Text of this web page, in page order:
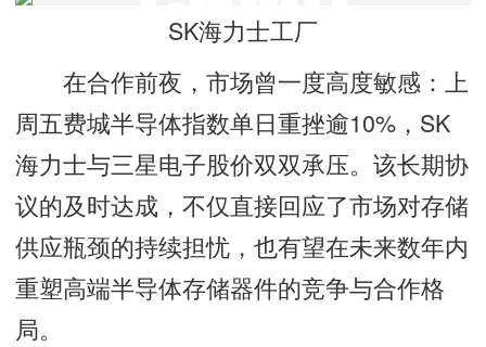
SK海力士工厂
在合作前夜，市场曾一度高度敏感：上
周五费城半导体指数单日重挫逾10%，SK
海力士与三星电子股价双双承压。该长期协
议的及时达成，不仅直接回应了市场对存储
供应瓶颈的持续担忧，也有望在未来数年内
重塑高端半导体存储器件的竞争与合作格
局。